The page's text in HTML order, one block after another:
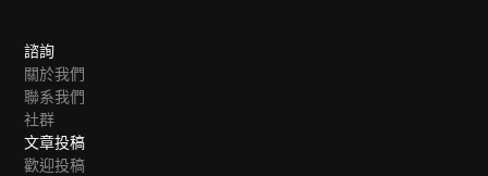
諮詢
關於我們
聯系我們
社群
文章投稿
歡迎投稿